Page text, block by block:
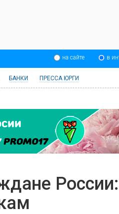
на сайте в
БАНКИ ПРЕССА ЮРГИ
России: